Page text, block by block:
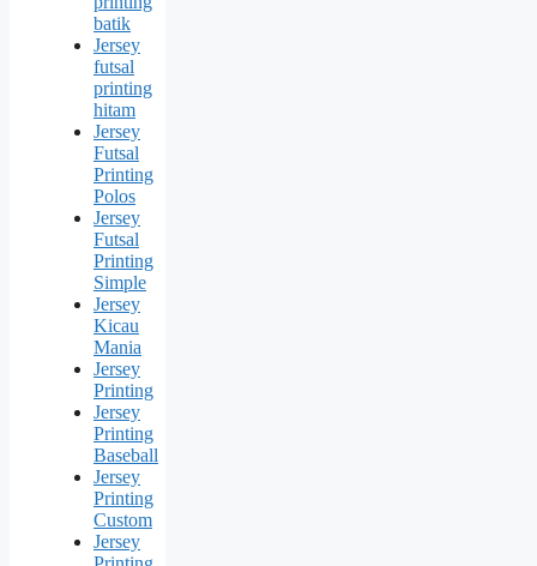
batik
Jersey
futsal
printing
hitam
Jersey
Futsal
Printing
Polos
Jersey
Futsal
Printing
Simple
Jersey
Kicau
Mania
Jersey
Printing
Jersey
Printing
Baseball
Jersey
Printing
Custom
Jersey